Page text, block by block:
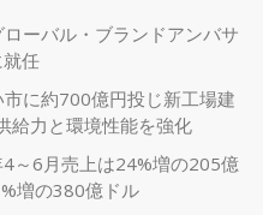
ーバル・ブランドアンバサ
任
に約700億円投じ新工場建
給力と環境性能を強化
～6月売上は24%増の205億
増の380億ドル